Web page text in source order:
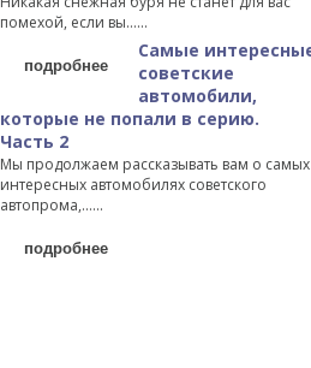
помехой, если вы…...
подробнее
Самые
советские
автомобили,
которые не попали в серию.
Часть 2
Мы продолжаем рассказывать вам о самых
интересных автомобилях советского
автопрома,…...
подробнее